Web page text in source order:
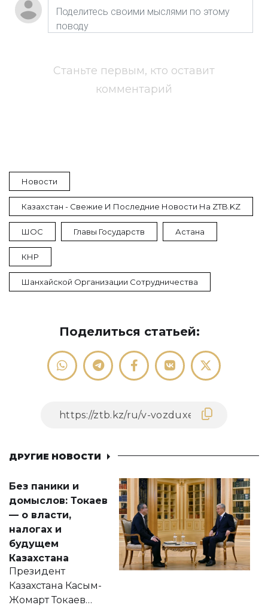
Станьте первым, кто оставит
комментарий
Новости
Казахстан - Свежие И Последние Новости На ZTB.KZ
ШОС Главы Государств Астана
КНР
Шанхайской Организации Сотрудничества
Поделиться статьей:
ДРУГИЕ НОВОСТИ
Без паники и
домыслов: Токаев
— о власти,
налогах и
будущем
Казахстана
Президент
Казахстана Касым-
Жомарт Токаев